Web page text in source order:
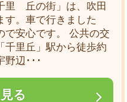
里 丘の街」は、吹田
す。車で行きました
で安心です。 公共の交
千里丘」駅から徒歩約
野辺･･･
る